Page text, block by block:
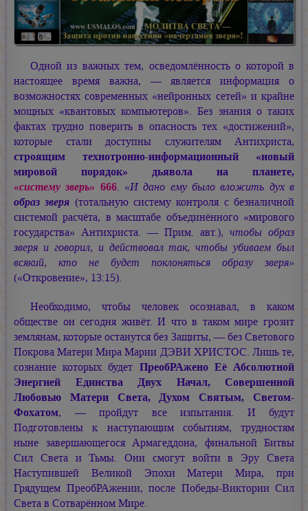
Одной из важных тем, осведомлённость о которой в
настоящее время важна, — является информация о
возможностях современных «нейронных сетей» и крайне
мощных «квантовых компьютеров». Без знания о таких
фактах трудно поверить в опасность тех «достижений»,
которые стали доступны служителям Антихриста,
строящим технотронно-информационный «новый
мировой порядок» дьявола на планете,
«систему зверь» 666. «И дано ему было вложить дух в
образ зверя (тотальную систему контроля с безналичной
системой расчёта, в масштабе объединённого «мирового
государства» Антихриста. — Прим. авт.), чтобы образ
зверя и говорил, и действовал так, чтобы убиваем был
всякий, кто не будет поклоняться образу зверя»
(«Откровение», 13:15).
Необходимо, чтобы человек осознавал, в каком
обществе он сегодня живёт. И что в таком мире грозит
землянам, которые останутся без Защиты, — без Светового
Покрова Матери МираМарии ДЭВИ ХРИСТОС. Лишь те,
сознание которых будет ПреобРАжено Её Абсолютной
Энергией Единства Двух Начал, Совершенной
Любовью Матери Света, Духом Святым, Светом-
Фохатом, — пройдут все изпытания. И будут
Подготовлены к наступающим событиям, трудностям
ныне завершающегося Армагеддона, финальной Битвы
Сил Света и Тьмы. Они смогут войти в Эру Света
Наступившей Великой Эпохи Матери Мира, при
Грядущем ПреобРАжении, после Победы-Виктории Сил
Света в Сотварённом Мире.